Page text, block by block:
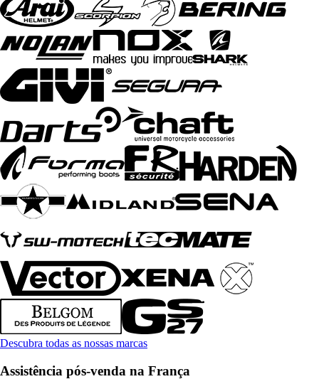
Descubra todas as nossas marcas
Assistência pós-venda na França